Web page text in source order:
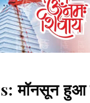
मॉनसून हुआ